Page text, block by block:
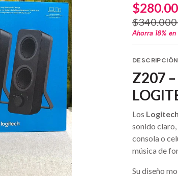
Ahorra 18% en
DESCRIPCIÓN
Z207
Los
sonido
consola o
música de
Su diseño